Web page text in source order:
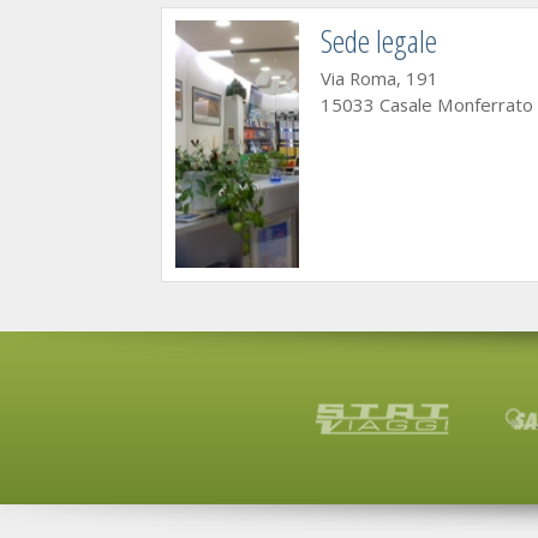
Sede legale
Via Roma, 191
15033 Casale Monferrato